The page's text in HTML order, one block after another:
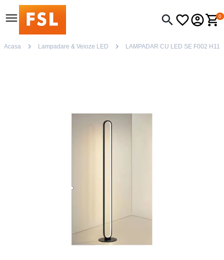
0
Acasa Lampadare & Veioze LED LAMPADAR CU LED SE F002